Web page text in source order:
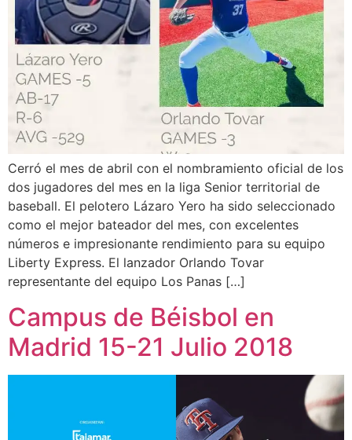
Cerró el mes de abril con el nombramiento oficial de los
dos jugadores del mes en la liga Senior territorial de
baseball. El pelotero Lázaro Yero ha sido seleccionado
como el mejor bateador del mes, con excelentes
números e impresionante rendimiento para su equipo
Liberty Express. El lanzador Orlando Tovar
representante del equipo Los Panas […]
Campus de Béisbol en
Madrid 15-21 Julio 2018